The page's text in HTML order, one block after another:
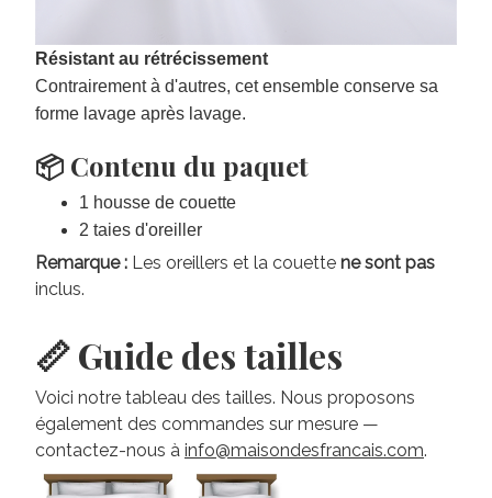
Résistant au rétrécissement
Contrairement à d'autres, cet ensemble conserve sa
forme lavage après lavage.
📦 Contenu du paquet
1 housse de couette
2 taies d'oreiller
Remarque : Les oreillers et la couette ne sont pas
inclus.
📏 Guide des tailles
Voici notre tableau des tailles. Nous proposons
également des commandes sur mesure —
contactez-nous à info@maisondesfrancais.com.